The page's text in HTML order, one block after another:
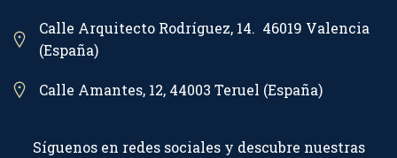
Calle Arquitecto Rodríguez, 14. 46019 Valencia
(España)
Calle Amantes, 12, 44003 Teruel (España)
Síguenos en redes sociales y descubre nuestras